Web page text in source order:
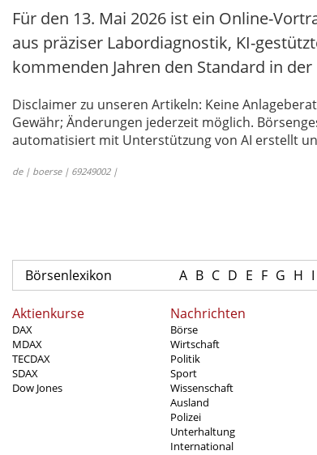
Für den 13. Mai 2026 ist ein Online-
aus präziser Labordiagnostik, KI-
kommenden Jahren den Standard in
Disclaimer zu unseren Artikeln: Keine
Gewähr; Änderungen jederzeit möglich.
automatisiert mit Unterstützung von AI erstellt
de | boerse | 69249002 |
Börsenlexikon A B C D E F G H I
Aktienkurse
DAX
MDAX
TECDAX
SDAX
Dow Jones
Nachrichten
Börse
Wirtschaft
Politik
Sport
Wissenschaft
Ausland
Polizei
Unterhaltung
International